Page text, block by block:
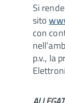
Si
sito
con
p.v., la